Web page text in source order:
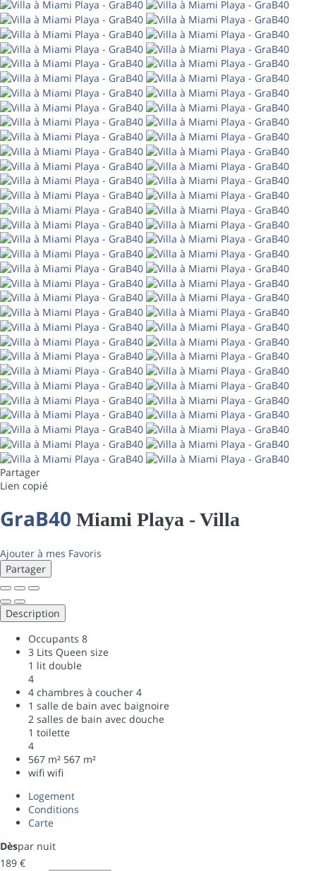
Partager
Lien copié
GraB40 Miami Playa -Villa
Ajouter à mes Favoris
Partager
Description
Occupants 8
3 Lits Queen size
1 lit double
4
4 chambres à coucher 4
1 salle de bain avec baignoire
2 salles de bain avec douche
1 toilette
4
567 m² 567 m²
wifi wifi
Logement
Conditions
Carte
Dèspar nuit
189 €